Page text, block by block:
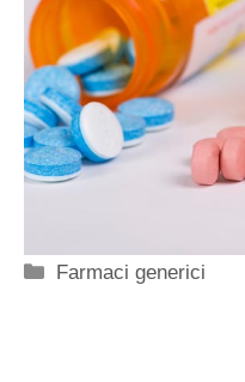
Categorie
Farmaci generici